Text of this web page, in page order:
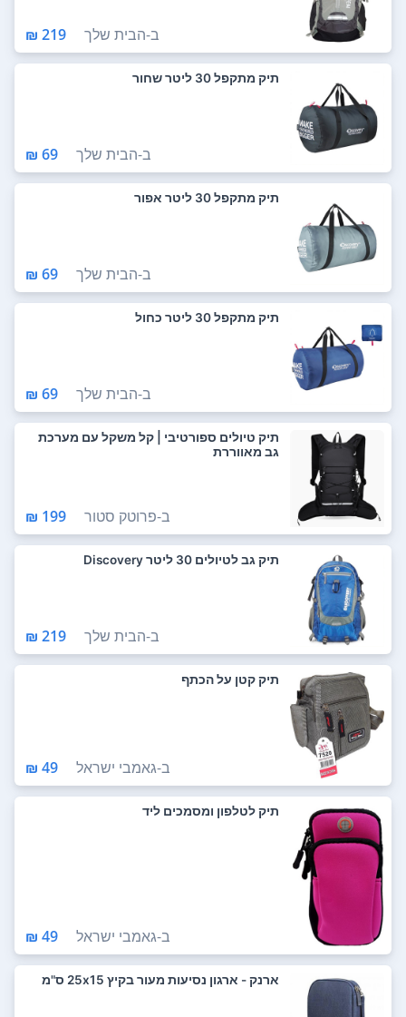
ב-הבית שלך 219 ₪
תיק מתקפל 30 ליטר שחור
ב-הבית שלך 69 ₪
תיק מתקפל 30 ליטר אפור
ב-הבית שלך 69 ₪
תיק מתקפל 30 ליטר כחול
ב-הבית שלך 69 ₪
תיק טיולים ספורטיבי | קל משקל עם מערכת
גב מאווררת
ב-פרוטק סטור 199 ₪
תיק גב לטיולים 30 ליטר Discovery
ב-הבית שלך 219 ₪
תיק קטן על הכתף
ב-גאמבי ישראל 49 ₪
תיק לטלפון ומסמכים ליד
ב-גאמבי ישראל 49 ₪
ארנק - ארגון נסיעות מעור בקיץ 25x15 ס"מ